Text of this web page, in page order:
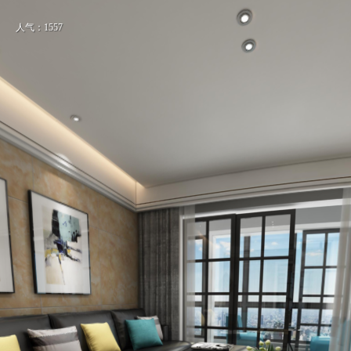
人气：1557